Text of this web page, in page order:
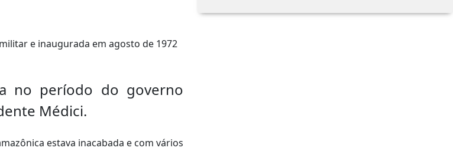
no período do governo
Médici.